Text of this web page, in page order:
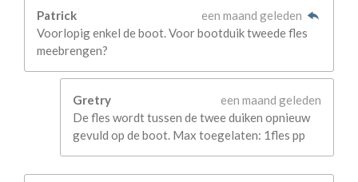
Patrick
een maand geleden
Voorlopig enkel de boot. Voor bootduik tweede fles
meebrengen?
Gretry
een maand geleden
De fles wordt tussen de twee duiken opnieuw
gevuld op de boot. Max toegelaten: 1fles pp